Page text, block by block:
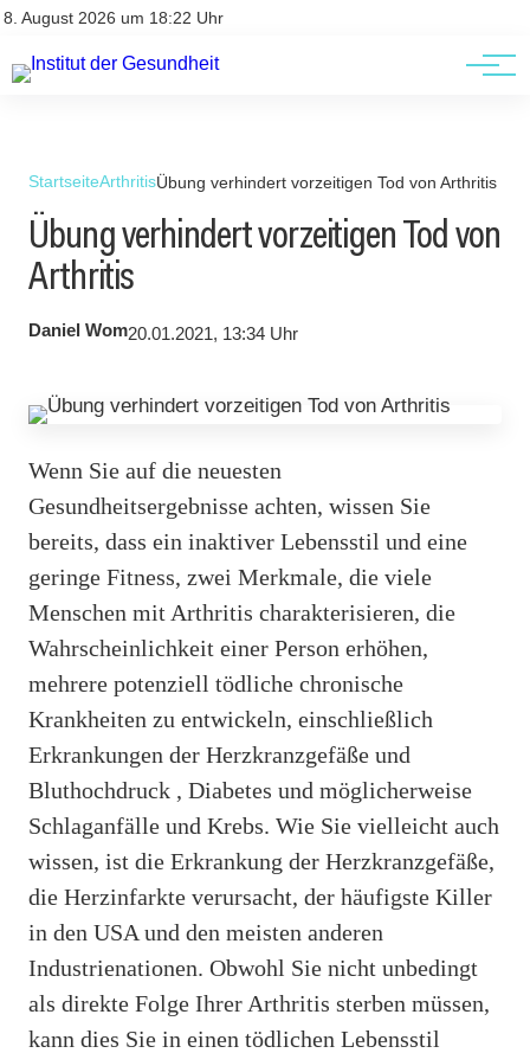
8. August 2026 um 18:22 Uhr
Kontakt
Kontakt
AGBs
StartseiteArthritisÜbung verhindert vorzeitigen Tod von Arthritis
Übung verhindert vorzeitigen Tod von
Arthritis
Daniel Wom20.01.2021, 13:34 Uhr
Wenn Sie auf die neuesten
Gesundheitsergebnisse achten, wissen Sie
bereits, dass ein inaktiver Lebensstil und eine
geringe Fitness, zwei Merkmale, die viele
Menschen mit Arthritis charakterisieren, die
Wahrscheinlichkeit einer Person erhöhen,
mehrere potenziell tödliche chronische
Krankheiten zu entwickeln, einschließlich
Erkrankungen der Herzkranzgefäße und
Bluthochdruck , Diabetes und möglicherweise
Schlaganfälle und Krebs. Wie Sie vielleicht auch
wissen, ist die Erkrankung der Herzkranzgefäße,
die Herzinfarkte verursacht, der häufigste Killer
in den USA und den meisten anderen
Industrienationen. Obwohl Sie nicht unbedingt
als direkte Folge Ihrer Arthritis sterben müssen,
kann dies Sie in einen tödlichen Lebensstil